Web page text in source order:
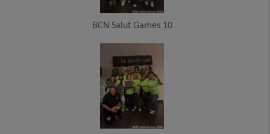
BCN Salut Games 10